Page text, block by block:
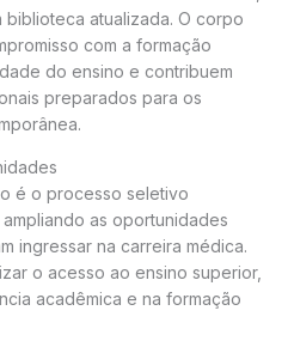
biblioteca atualizada. O corpo
com a formação
do ensino e contribuem
preparados para os
é o processo seletivo
as oportunidades
ingressar na carreira médica.
o acesso ao ensino superior,
acadêmica e na formação